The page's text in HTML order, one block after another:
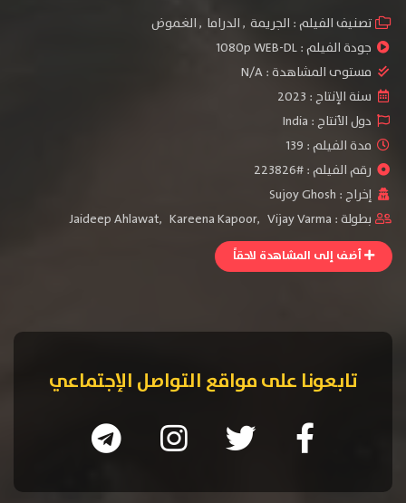
تصنيف الفيلم : الجريمة ,الدراما ,الغموض
جودة الفيلم :1080p WEB-DL
مستوى المشاهدة :N/A
سنة الإنتاج : 2023
دول الأنتاج : India
مدة الفيلم : 139
رقم الفيلم : #223826
إخراج : Sujoy Ghosh
بطولة :
Jaideep Ahlawat, Kareena Kapoor, Vijay Varma
أضف إلى المشاهدة لاحقاً
تابعونا على مواقع التواصل الإجتماعي